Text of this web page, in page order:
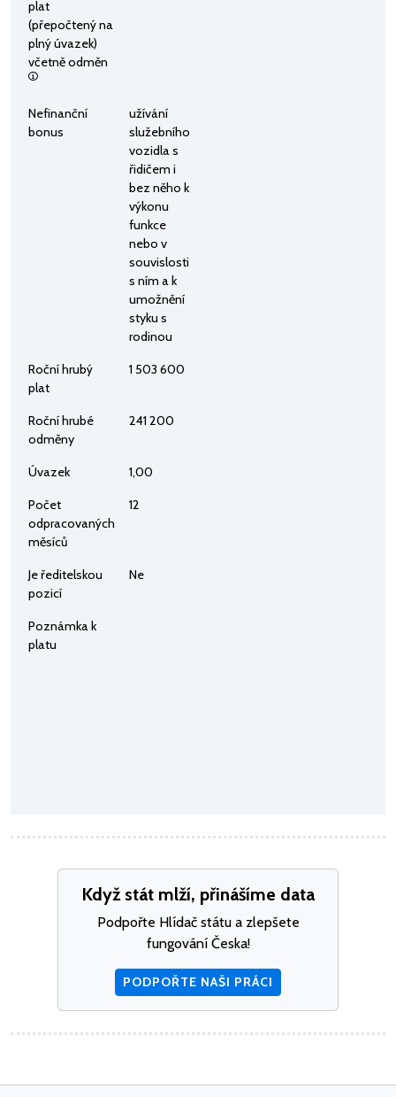
plat
(přepočtený na
plný úvazek)
včetně odměn
Nefinanční
bonus
užívání
služebního
vozidla s
řidičem i
bez něho k
výkonu
funkce
nebo v
souvislosti
s ním a k
umožnění
styku s
rodinou
Roční hrubý
plat
1 503 600
Roční hrubé
odměny
241 200
Úvazek 1,00
Počet
odpracovaných
měsíců
12
Je ředitelskou
pozicí
Ne
Poznámka k
platu
Když stát mlží, přinášíme data
Podpořte Hlídač státu a zlepšete
fungování Česka!
PODPOŘTE NAŠI PRÁCI